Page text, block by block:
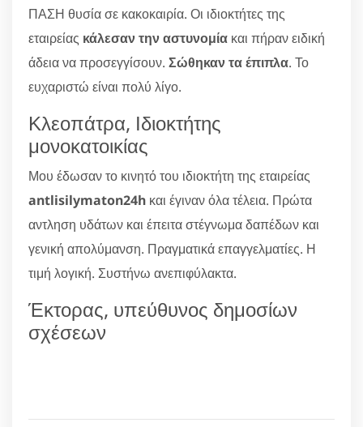
ΠΑΣΗ θυσία σε κακοκαιρία. Οι ιδιοκτήτες της
εταιρείας κάλεσαν την αστυνομία και πήραν ειδική
άδεια να προσεγγίσουν. Σώθηκαν τα έπιπλα. Το
ευχαριστώ είναι πολύ λίγο.
Κλεοπάτρα, Ιδιοκτήτης
μονοκατοικίας
Μου έδωσαν το κινητό του ιδιοκτήτη της εταιρείας
antlisilymaton24h και έγιναν όλα τέλεια. Πρώτα
αντληση υδάτων και έπειτα στέγνωμα δαπέδων και
γενική απολύμανση. Πραγματικά επαγγελματίες. Η
τιμή λογική. Συστήνω ανεπιφύλακτα.
Έκτορας, υπεύθυνος δημοσίων
σχέσεων